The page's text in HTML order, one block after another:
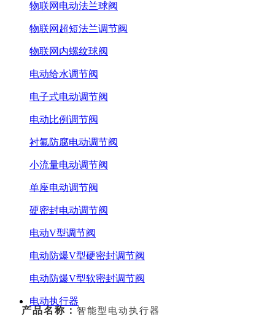
物联网电动法兰球阀
物联网超短法兰调节阀
物联网内螺纹球阀
电动给水调节阀
电子式电动调节阀
电动比例调节阀
衬氟防腐电动调节阀
小流量电动调节阀
单座电动调节阀
硬密封电动调节阀
电动V型调节阀
电动防爆V型硬密封调节阀
电动防爆V型软密封调节阀
电动执行器
产品名称：智能型电动执行器